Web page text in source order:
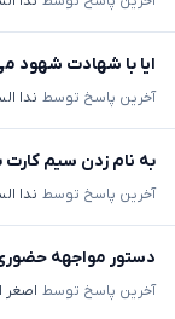
ایا با شهادت شهود
آخرین پاسخ توسط ندا
به نام زدن سیم
آخرین پاسخ توسط ندا
دستور مواجهه حضوری
آخرین پاسخ توسط اصغر